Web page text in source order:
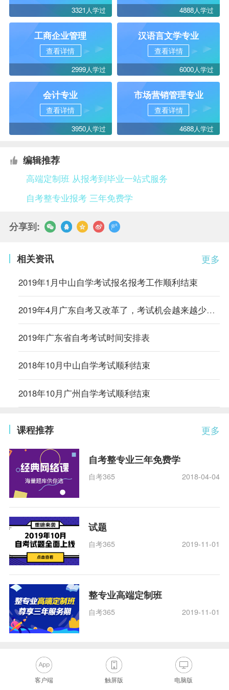
3321人学过 4888人学过
工商企业管理
查看详情
2999人学过
汉语言文学专业
查看详情
6000人学过
会计专业
查看详情
3950人学过
市场营销管理专业
查看详情
4688人学过
编辑推荐
高端定制班 从报考到毕业一站式服务
自考整专业报考 三年免费学
分享到:
更多
相关资讯
2019年1月中山自学考试报名报考工作顺利结束
2019年4月广东自考又改革了，考试机会越来越少，抓紧时间喽！
2019年广东省自考考试时间安排表
2018年10月中山自学考试顺利结束
2018年10月广州自学考试顺利结束
更多
课程推荐
自考整专业三年免费学
自考365 2018-04-04
试题
自考365 2019-11-01
整专业高端定制班
自考365 2019-11-01
客户端 触屏版 电脑版